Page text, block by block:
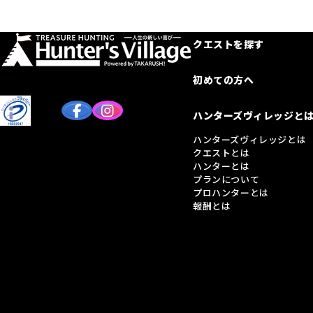
クエストを探す
初めての方へ
ハンターズヴィレッジと
ハンターズヴィレッジとは
クエストとは
ハンターとは
プランについて
プロハンターとは
報酬とは